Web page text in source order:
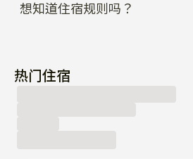
想知道住宿规则吗？
热门住宿